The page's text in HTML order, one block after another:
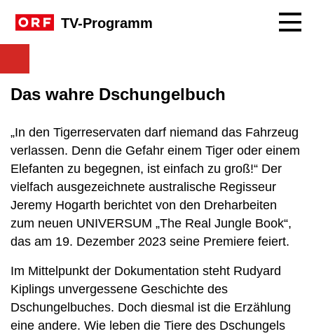
TV-Programm
Das wahre Dschungelbuch
„In den Tigerreservaten darf niemand das Fahrzeug
verlassen. Denn die Gefahr einem Tiger oder einem
Elefanten zu begegnen, ist einfach zu groß!“ Der
vielfach ausgezeichnete australische Regisseur
Jeremy Hogarth berichtet von den Dreharbeiten
zum neuen UNIVERSUM „The Real Jungle Book“,
das am 19. Dezember 2023 seine Premiere feiert.
Im Mittelpunkt der Dokumentation steht Rudyard
Kiplings unvergessene Geschichte des
Dschungelbuches. Doch diesmal ist die Erzählung
eine andere. Wie leben die Tiere des Dschungels